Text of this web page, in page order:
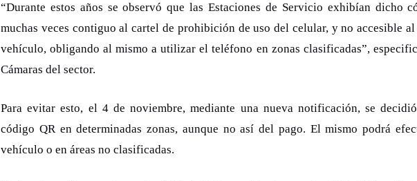
“Durante estos años se observó que las Estaciones de Servicio exhibían dicho
muchas veces contiguo al cartel de prohibición de uso del celular, y no accesible
vehículo, obligando al mismo a utilizar el teléfono en zonas clasificadas”,
Cámaras del sector.
Para evitar esto, el 4 de noviembre, mediante una nueva notificación, se
código QR en determinadas zonas, aunque no así del pago. El mismo podrá
vehículo o en áreas no clasificadas.